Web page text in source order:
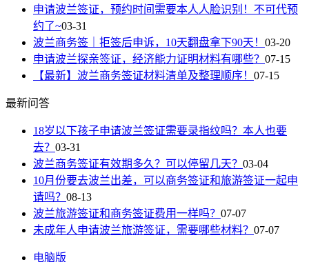
申请波兰签证，预约时间需要本人人脸识别！不可代预
约了~03-31
波兰商务签｜拒签后申诉，10天翻盘拿下90天！ 03-20
申请波兰探亲签证，经济能力证明材料有哪些？ 07-15
【最新】波兰商务签证材料清单及整理顺序！ 07-15
最新问答
18岁以下孩子申请波兰签证需要录指纹吗？本人也要
去？ 03-31
波兰商务签证有效期多久？可以停留几天？ 03-04
10月份要去波兰出差，可以商务签证和旅游签证一起申
请吗？ 08-13
波兰旅游签证和商务签证费用一样吗？ 07-07
未成年人申请波兰旅游签证，需要哪些材料？ 07-07
电脑版